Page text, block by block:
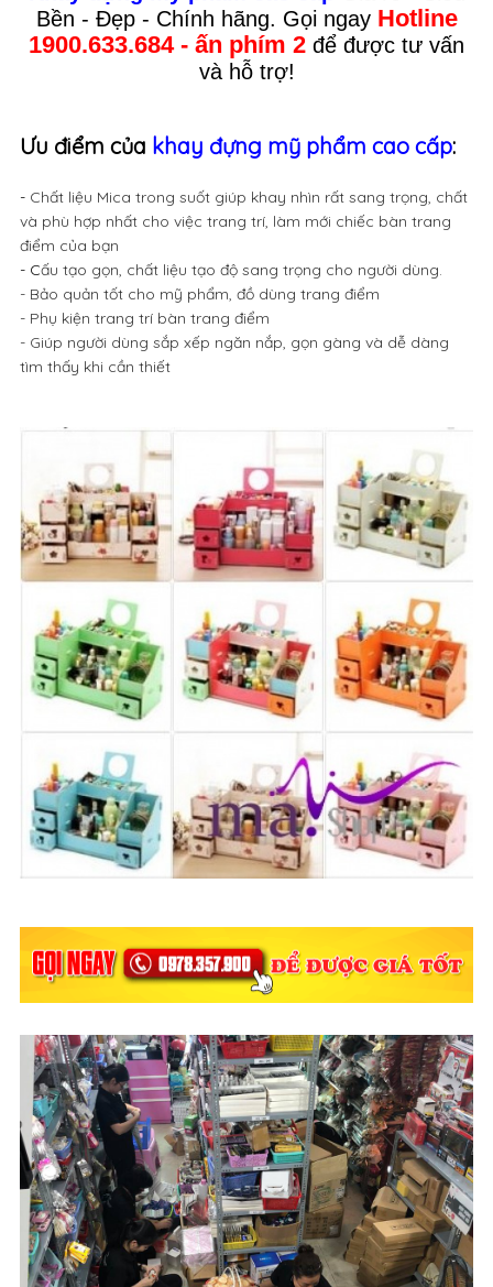
Bền - Đẹp - Chính hãng. Gọi ngay Hotline
1900.633.684 - ấn phím 2 để được tư vấn
và hỗ trợ!
Ưu điểm của khay đựng mỹ phẩm cao cấp:
- Chất liệu Mica trong suốt giúp khay nhìn rất sang trọng, chất
và phù hợp nhất cho việc trang trí, làm mới chiếc bàn trang
điểm của bạn
- Cấu tạo gọn, chất liệu tạo độ sang trọng cho người dùng.
- Bảo quản tốt cho mỹ phẩm, đồ dùng trang điểm
- Phụ kiện trang trí bàn trang điểm
- Giúp người dùng sắp xếp ngăn nắp, gọn gàng và dễ dàng
tìm thấy khi cần thiết